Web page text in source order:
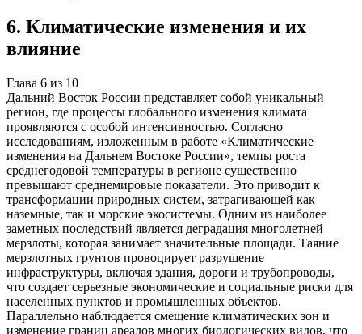
6. Климатические изменения и их
влияние
Глава 6 из 10
Дальний Восток России представляет собой уникальный
регион, где процессы глобального изменения климата
проявляются с особой интенсивностью. Согласно
исследованиям, изложенным в работе «Климатические
изменения на Дальнем Востоке России», темпы роста
среднегодовой температуры в регионе существенно
превышают среднемировые показатели. Это приводит к
трансформации природных систем, затрагивающей как
наземные, так и морские экосистемы. Одним из наиболее
заметных последствий является деградация многолетней
мерзлоты, которая занимает значительные площади. Таяние
мерзлотных грунтов провоцирует разрушение
инфраструктуры, включая здания, дороги и трубопроводы,
что создает серьезные экономические и социальные риски для
населенных пунктов и промышленных объектов.
Параллельно наблюдается смещение климатических зон и
изменение границ ареалов многих биологических видов, что